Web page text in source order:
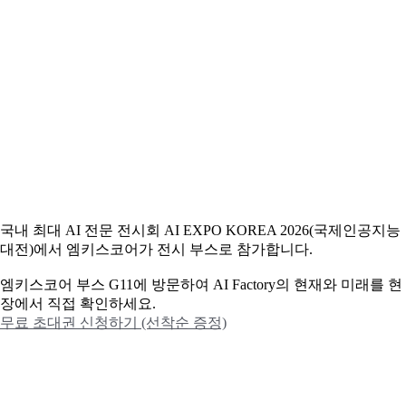
국내 최대 AI 전문 전시회 AI EXPO KOREA 2026(국제인공지능
대전)에서 엠키스코어가 전시 부스로 참가합니다.
엠키스코어 부스 G11에 방문하여 AI Factory의 현재와 미래를 현
장에서 직접 확인하세요.
무료 초대권 신청하기 (선착순 증정)